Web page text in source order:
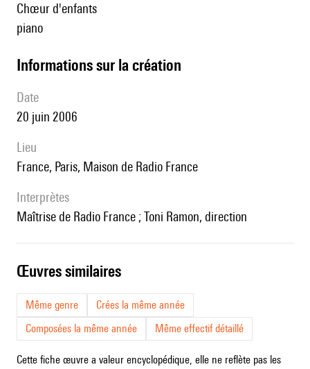
chœur d'enfants
piano
informations sur la création
date
20 juin 2006
lieu
France, Paris, Maison de Radio France
interprètes
Maîtrise de Radio France ; Toni Ramon, direction
œuvres similaires
Même genre
Crées la même année
Composées la même année
Même effectif détaillé
Cette fiche œuvre a valeur encyclopédique, elle ne reflète pas les